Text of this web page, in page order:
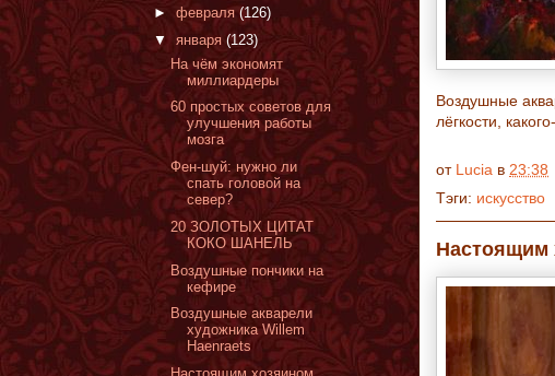
Воздушные
лёгкости,
от Lucia в 23:38
Тэги: искусство
Настоящим
► февраля (126)
▼ января (123)
На чём экономят
миллиардеры
60 простых советов для
улучшения работы
мозга
Фен-шуй: нужно ли
спать головой на
север?
20 ЗОЛОТЫХ ЦИТАТ
КОКО ШАНЕЛЬ
Воздушные пончики на
кефире
Воздушные акварели
художника Willem
Haenraets